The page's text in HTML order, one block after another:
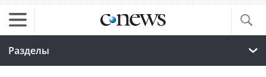
Разделы